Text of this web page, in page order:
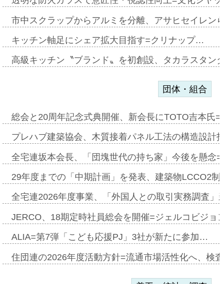
市中スクラップからアルミを分離、アサヒセイレ
キッチン軸足にシェア拡大目指す=クリナップ…
高級キッチン〝ブランド〟を初創設、タカラスタ
団体・組合
総会と20周年記念式典開催、新会長にTOTO吉本氏
プレハブ建築協会、木質接着パネル工法の構造設
全宅連坂本会長、「団塊世代の持ち家」今後を懸
29年度までの「中期計画」を発表、建築物LCCO2
全宅連2026年度事業、「外国人との取引実務調査
JERCO、18期定時社員総会を開催=ジェルコビジ
ALIA=第7弾「こども応援PJ」3社が新たに参加…
住団連の2026年度活動方針=流通市場活性化へ、検